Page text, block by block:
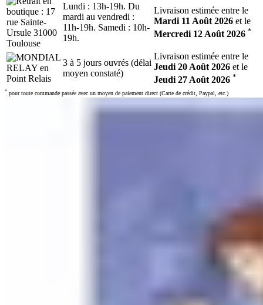
Lundi : 13h-19h. Du
mardi au vendredi :
11h-19h. Samedi : 10h-
19h.
Livraison estimée entre le
Mardi 11 Août 2026 et le
Mercredi 12 Août 2026 *
3 à 5 jours ouvrés (délai
moyen constaté)
Livraison estimée entre le
Jeudi 20 Août 2026 et le
Jeudi 27 Août 2026 *
* pour toute commande passée avec un moyen de paiement direct (Carte de crédit, Paypal, etc.)